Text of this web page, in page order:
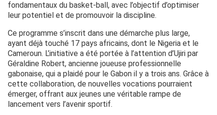
fondamentaux du basket-ball, avec l’objectif d’optimiser
leur potentiel et de promouvoir la discipline.
Ce programme s’inscrit dans une démarche plus large,
ayant déjà touché 17 pays africains, dont le Nigeria et le
Cameroun. L’initiative a été portée à l’attention d’Ujiri par
Géraldine Robert, ancienne joueuse professionnelle
gabonaise, qui a plaidé pour le Gabon il y a trois ans. Grâce à
cette collaboration, de nouvelles vocations pourraient
émerger, offrant aux jeunes une véritable rampe de
lancement vers l’avenir sportif.